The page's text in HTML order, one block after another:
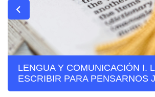
LENGUA Y COMUNICACIÓN I.
ESCRIBIR PARA PENSARNOS